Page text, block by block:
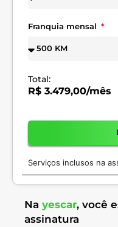
Franquia mensal
Total:
R$ 3.479,00/mês
Serviços inclusos na
Na yescar, você
assinatura